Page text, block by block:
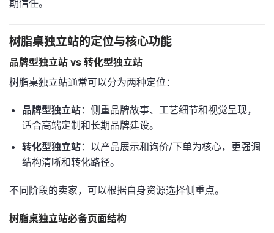
期信任。
树脂桌独立站的定位与核心功能
品牌型独立站 vs 转化型独立站
树脂桌独立站通常可以分为两种定位：
品牌型独立站：侧重品牌故事、工艺细节和视觉呈现，
适合高端定制和长期品牌建设。
转化型独立站：以产品展示和询价/下单为核心，更强调
结构清晰和转化路径。
不同阶段的卖家，可以根据自身资源选择侧重点。
树脂桌独立站必备页面结构